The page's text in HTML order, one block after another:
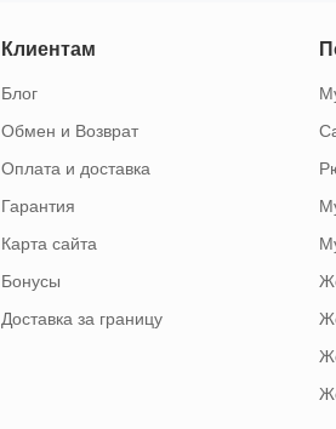
Клиентам
Блог
Обмен и Возврат
Оплата и доставка
Гарантия
Карта сайта
Бонусы
Доставка за границу